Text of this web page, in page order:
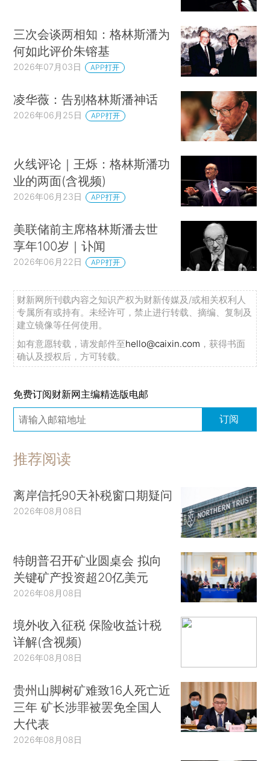
三次会谈两相知：格林斯潘为
何如此评价朱镕基
2026年07月03日 APP打开
凌华薇：告别格林斯潘神话
2026年06月25日 APP打开
火线评论｜王烁：格林斯潘功
业的两面(含视频)
2026年06月23日 APP打开
美联储前主席格林斯潘去世
享年100岁｜讣闻
2026年06月22日 APP打开
财新网所刊载内容之知识产权为财新传媒及/或相关权利人
专属所有或持有。未经许可，禁止进行转载、摘编、复制及
建立镜像等任何使用。
如有意愿转载，请发邮件至hello@caixin.com ，获得书面
确认及授权后，方可转载。
免费订阅财新网主编精选版电邮
订阅
推荐阅读
离岸信托90天补税窗口期疑问
2026年08月08日
特朗普召开矿业圆桌会 拟向
关键矿产投资超20亿美元
2026年08月08日
境外收入征税 保险收益计税
详解(含视频)
2026年08月08日
贵州山脚树矿难致16人死亡近
三年 矿长涉罪被罢免全国人
大代表
2026年08月08日